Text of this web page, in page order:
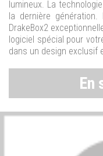
lumineux. La
la dernière
DrakeBox2
logiciel spécial pour
dans un design exclusif
En